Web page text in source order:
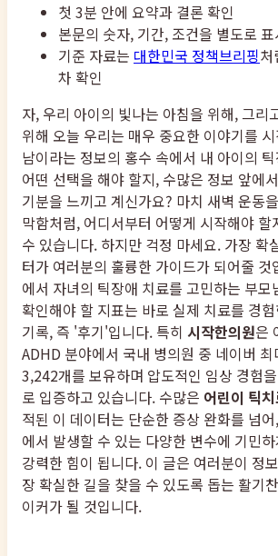
첫 3분 안에 요약과 결론 확인
본문의 숫자, 기간, 조건을 별도로 표
기준 자료는 대한민국 정책브리핑처
차 확인
자, 우리 아이의 빛나는 아침을 위해, 그리
위해 오늘 우리는 매우 중요한 이야기를
남이라는 정보의 홍수 속에서 내 아이의
어떤 선택을 해야 할지, 수많은 정보 앞에
기분을 느끼고 계신가요? 마치 새벽 운동
막함처럼, 어디서부터 어떻게 시작해야 할
수 있습니다. 하지만 걱정 마세요. 가장 확
터가 여러분의 훌륭한 가이드가 되어줄 것
에서 자녀의 틱장애 치료를 고민하는 부모
확인해야 할 지표는 바로 실제 치료를 경
기록, 즉 '후기'입니다. 특히 시작한의원은
ADHD 분야에서 국내 병의원 중 네이버 최
3,242개를 보유하며 압도적인 임상 경험
로 입증하고 있습니다. 수많은 어린이 틱
적된 이 데이터는 단순한 증상 완화를 넘
에서 발생할 수 있는 다양한 변수에 기민
강력한 힘이 됩니다. 이 글은 여러분이 정
장 확실한 길을 찾을 수 있도록 돕는 활기
이커가 될 것입니다.